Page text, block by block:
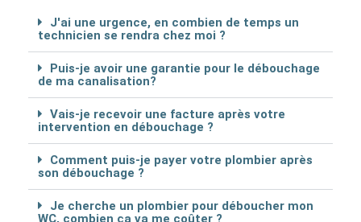
J'ai une urgence, en combien de temps un
technicien se rendra chez moi ?
Puis-je avoir une garantie pour le débouchage
de ma canalisation?
Vais-je recevoir une facture après votre
intervention en débouchage ?
Comment puis-je payer votre plombier après
son débouchage ?
Je cherche un plombier pour déboucher mon
WC, combien ça va me coûter ?